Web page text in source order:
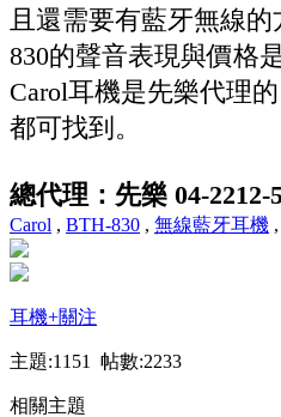
且還需要有藍牙無線
830的聲音表現與價格
Carol耳機是先樂代理
都可找到。
總代理：先樂 04-2212-
Carol , BTH-830 , 無線藍牙耳機 ,
耳機+關注
主題:1151 帖數:2233
相關主題